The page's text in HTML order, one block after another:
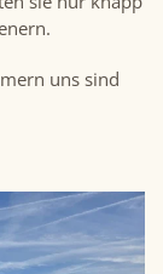
uns sind